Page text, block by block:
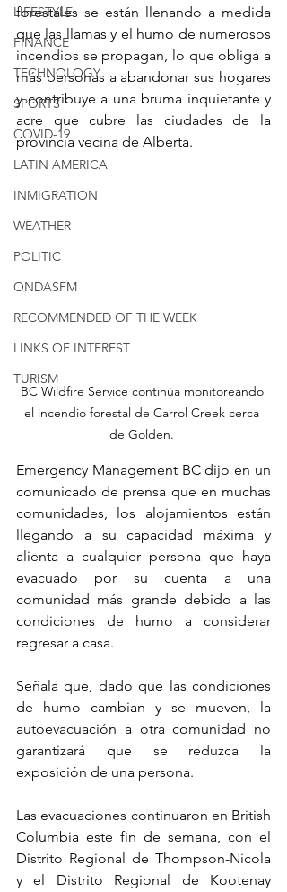
LIFESTYLE
FINANCE
TECHNOLOGY
SPORTS
COVID-19
LATIN AMERICA
INMIGRATION
WEATHER
POLITIC
ONDASFM
RECOMMENDED OF THE WEEK
LINKS OF INTEREST
TURISM
forestales se están llenando a medida
que las llamas y el humo de numerosos
incendios se propagan, lo que obliga a
más personas a abandonar sus hogares
y contribuye a una bruma inquietante y
acre que cubre las ciudades de la
provincia vecina de Alberta.
BC Wildfire Service continúa monitoreando
el incendio forestal de Carrol Creek cerca
de Golden.
Emergency Management BC dijo en un
comunicado de prensa que en muchas
comunidades, los alojamientos están
llegando a su capacidad máxima y
alienta a cualquier persona que haya
evacuado por su cuenta a una
comunidad más grande debido a las
condiciones de humo a considerar
regresar a casa.
Señala que, dado que las condiciones
de humo cambian y se mueven, la
autoevacuación a otra comunidad no
garantizará que se reduzca la
exposición de una persona.
Las evacuaciones continuaron en British
Columbia este fin de semana, con el
Distrito Regional de Thompson-Nicola
y el Distrito Regional de Kootenay